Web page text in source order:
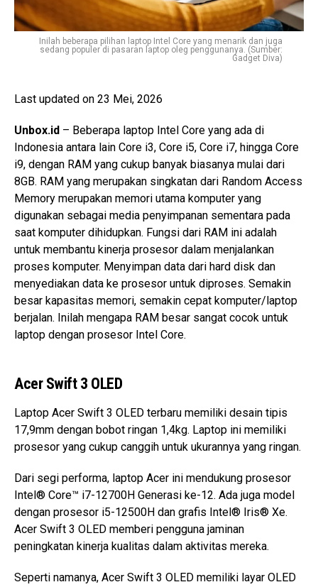
Inilah beberapa pilihan laptop Intel Core yang menarik dan juga
sedang populer di pasaran laptop oleg penggunanya. (Sumber:
Gadget Diva)
Last updated on 23 Mei, 2026
Unbox.id – Beberapa laptop Intel Core yang ada di
Indonesia antara lain Core i3, Core i5, Core i7, hingga Core
i9, dengan RAM yang cukup banyak biasanya mulai dari
8GB. RAM yang merupakan singkatan dari Random Access
Memory merupakan memori utama komputer yang
digunakan sebagai media penyimpanan sementara pada
saat komputer dihidupkan. Fungsi dari RAM ini adalah
untuk membantu kinerja prosesor dalam menjalankan
proses komputer. Menyimpan data dari hard disk dan
menyediakan data ke prosesor untuk diproses. Semakin
besar kapasitas memori, semakin cepat komputer/laptop
berjalan. Inilah mengapa RAM besar sangat cocok untuk
laptop dengan prosesor Intel Core.
Acer Swift 3 OLED
Laptop Acer Swift 3 OLED terbaru memiliki desain tipis
17,9mm dengan bobot ringan 1,4kg. Laptop ini memiliki
prosesor yang cukup canggih untuk ukurannya yang ringan.
Dari segi performa, laptop Acer ini mendukung prosesor
Intel® Core™ i7-12700H Generasi ke-12. Ada juga model
dengan prosesor i5-12500H dan grafis Intel® Iris® Xe.
Acer Swift 3 OLED memberi pengguna jaminan
peningkatan kinerja kualitas dalam aktivitas mereka.
Seperti namanya, Acer Swift 3 OLED memiliki layar OLED